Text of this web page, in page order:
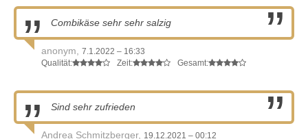
Combikäse sehr sehr salzig
anonym, 7.1.2022 – 16:33
Qualität:
Zeit: Gesamt:
Sind sehr zufrieden
Andrea Schmitzberger, 19.12.2021 – 00:12